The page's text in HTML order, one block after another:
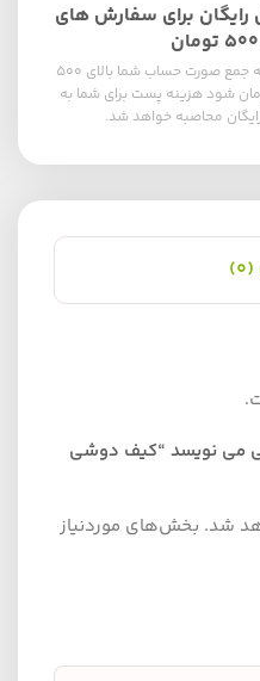
رایگان برای سفارش های
چنان چه جمع صورت حساب شما بالای ۵۰۰
شود هزینه پست برای شما به
محاصبه خواهد شد.
می نویسد “کیف دوشی
شد. بخش‌های موردنیاز